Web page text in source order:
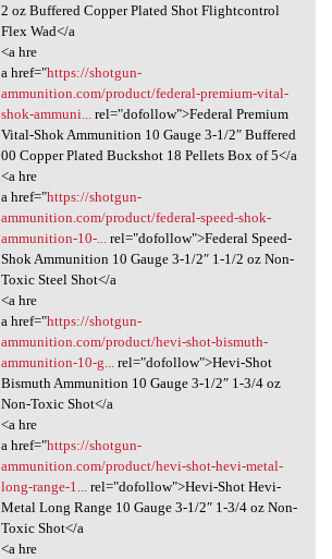
2 oz Buffered Copper Plated Shot Flightcontrol
Flex Wad</a
<a hre
a href="https://shotgun-
ammunition.com/product/federal-premium-vital-
shok-ammuni...rel="dofollow">Federal Premium
Vital-Shok Ammunition 10 Gauge 3-1/2″ Buffered
00 Copper Plated Buckshot 18 Pellets Box of 5</a
<a hre
a href="https://shotgun-
ammunition.com/product/federal-speed-shok-
ammunition-10-...rel="dofollow">Federal Speed-
Shok Ammunition 10 Gauge 3-1/2″ 1-1/2 oz Non-
Toxic Steel Shot</a
<a hre
a href="https://shotgun-
ammunition.com/product/hevi-shot-bismuth-
ammunition-10-g...rel="dofollow">Hevi-Shot
Bismuth Ammunition 10 Gauge 3-1/2″ 1-3/4 oz
Non-Toxic Shot</a
<a hre
a href="https://shotgun-
ammunition.com/product/hevi-shot-hevi-metal-
long-range-1...rel="dofollow">Hevi-Shot Hevi-
Metal Long Range 10 Gauge 3-1/2″ 1-3/4 oz Non-
Toxic Shot</a
<a hre